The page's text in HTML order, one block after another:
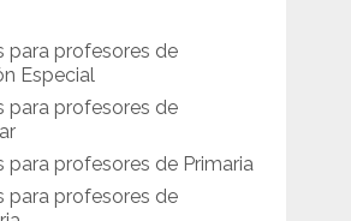
para profesores de
Especial
para profesores de
para profesores de Primaria
para profesores de